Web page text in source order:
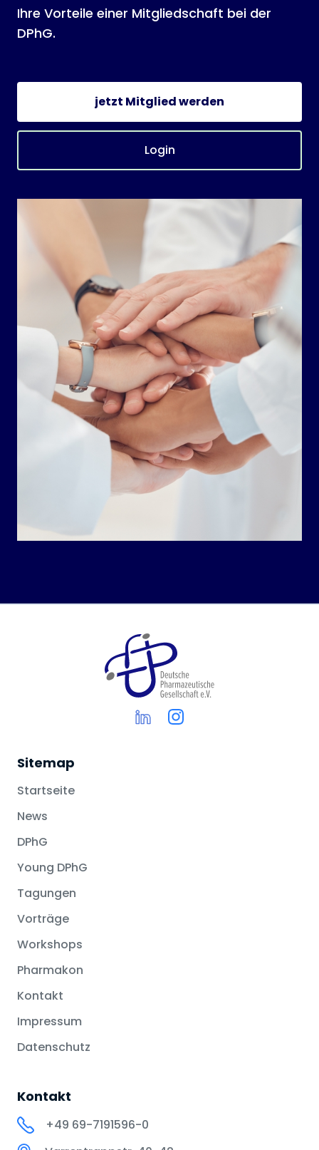
Ihre Vorteile einer Mitgliedschaft bei der
DPhG.
jetzt Mitglied werden
Login
Sitemap
Startseite
News
DPhG
Young DPhG
Tagungen
Vorträge
Workshops
Pharmakon
Kontakt
Impressum
Datenschutz
Kontakt
+49 69-7191596-0